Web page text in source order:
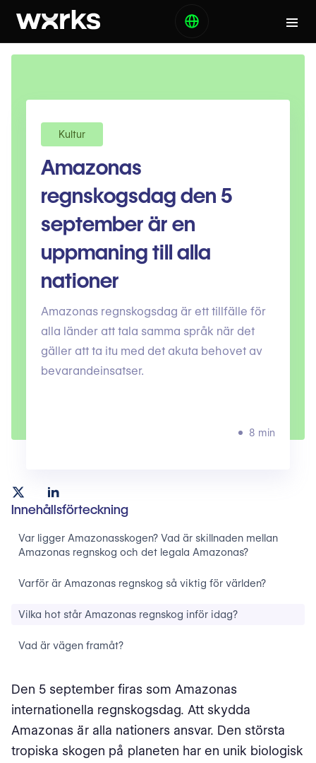
Kultur
Amazonas
regnskogsdag den 5
september är en
uppmaning till alla
nationer
Amazonas regnskogsdag är ett tillfälle för
alla länder att tala samma språk när det
gäller att ta itu med det akuta behovet av
bevarandeinsatser.
8 min
Innehållsförteckning
Var ligger Amazonasskogen? Vad är skillnaden mellan
Amazonas regnskog och det legala Amazonas?
Varför är Amazonas regnskog så viktig för världen?
Vilka hot står Amazonas regnskog inför idag?
Vad är vägen framåt?
Den 5 september firas som Amazonas
internationella regnskogsdag. Att skydda
Amazonas är alla nationers ansvar. Den största
tropiska skogen på planeten har en unik biologisk